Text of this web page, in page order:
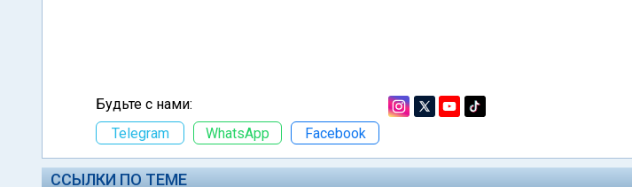
Будьте с нами:
Telegram
WhatsApp Facebook
ССЫЛКИ ПО ТЕМЕ